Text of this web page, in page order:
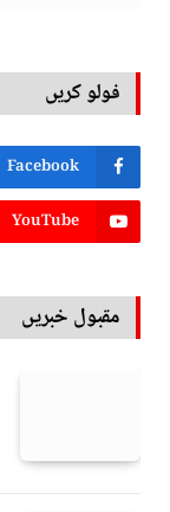
فولو کریں
Facebook
YouTube
مقبول خبریں